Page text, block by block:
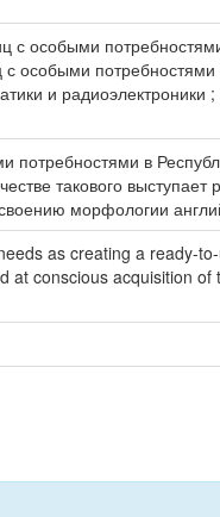
с особыми
и
в
такового
морфологии
as creating a ready-
conscious acquisition